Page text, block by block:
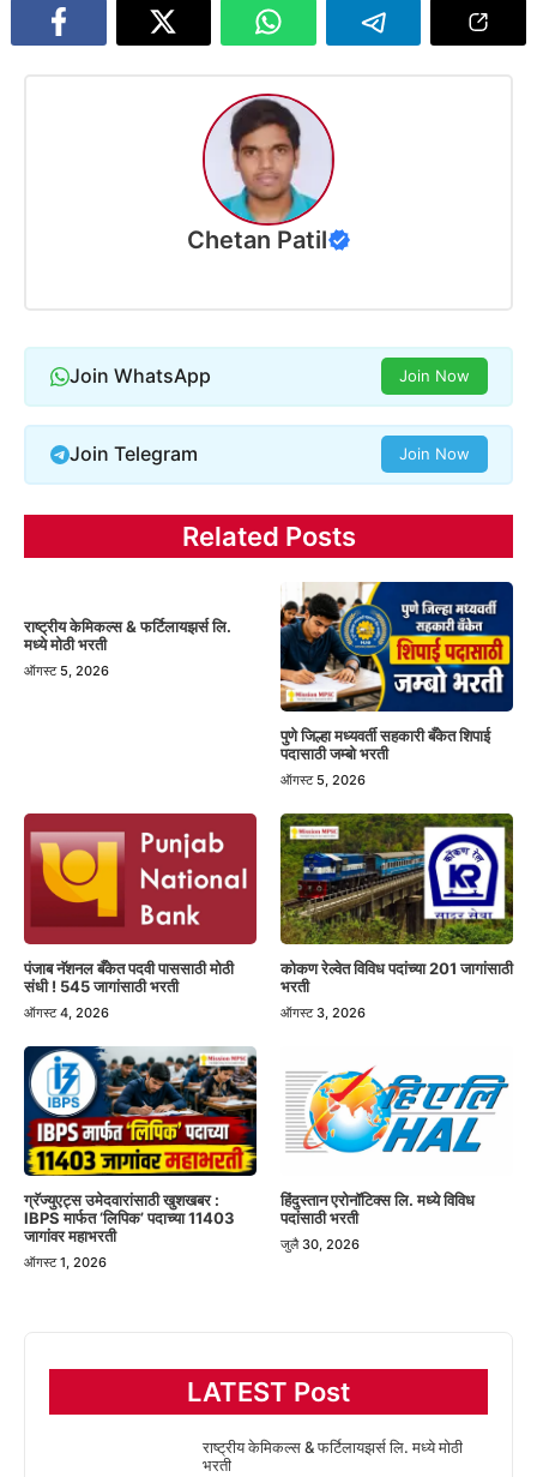
Chetan Patil
Join WhatsApp Join Now
Join Telegram Join Now
Related Posts
राष्ट्रीय केमिकल्स & फर्टिलायझर्स लि.
मध्ये मोठी भरती
ऑगस्ट 5, 2026
पुणे जिल्हा मध्यवर्ती सहकारी बँकेत शिपाई
पदासाठी जम्बो भरती
ऑगस्ट 5, 2026
पंजाब नॅशनल बँकेत पदवी पाससाठी मोठी
संधी ! 545 जागांसाठी भरती
ऑगस्ट 4, 2026
कोकण रेल्वेत विविध पदांच्या 201 जागांसाठी
भरती
ऑगस्ट 3, 2026
ग्रॅज्युएट्स उमेदवारांसाठी खुशखबर :
IBPS मार्फत ‘लिपिक’ पदाच्या 11403
जागांवर महाभरती
ऑगस्ट 1, 2026
हिंदुस्तान एरोनॉटिक्स लि. मध्ये विविध
पदांसाठी भरती
जुलै 30, 2026
LATEST Post
राष्ट्रीय केमिकल्स & फर्टिलायझर्स लि. मध्ये मोठी
भरती